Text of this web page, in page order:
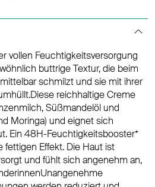
vollen Feuchtigkeitsversorgung
buttrige Textur, die beim
schmilzt und sie mit ihrer
reichhaltige Creme
Süßmandelöl und
Moringa) und eignet sich
Ein 48H-Feuchtigkeitsbooster*
Effekt. Die Haut ist
und fühlt sich angenehm an,